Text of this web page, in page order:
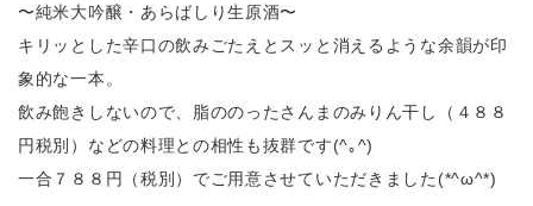
〜純米大吟醸・あらばしり生原酒〜
キリッとした辛口の飲みごたえとスッと消えるような余韻が印
象的な一本。
飲み飽きしないので、脂ののったさんまのみりん干し（４８８
円税別）などの料理との相性も抜群です(^｡^)
一合７８８円（税別）でご用意させていただきました(*^ω^*)